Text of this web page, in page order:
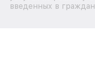
введенных в